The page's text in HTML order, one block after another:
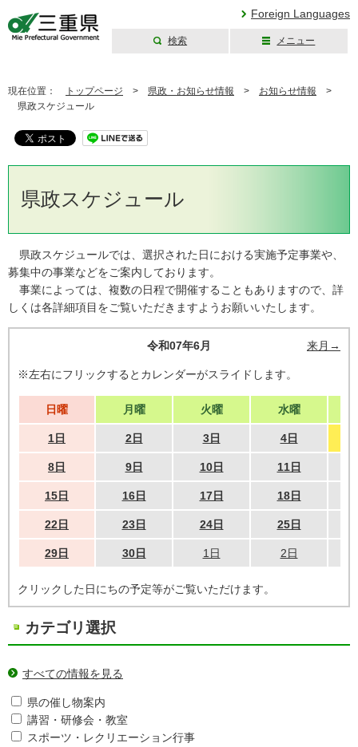
Foreign Languages
検索 メニュー
現在位置： トップページ > 県政・お知らせ情報 > お知らせ情報 >
県政スケジュール
県政スケジュール
県政スケジュールでは、選択された日における実施予定事業や、
募集中の事業などをご案内しております。
事業によっては、複数の日程で開催することもありますので、詳
しくは各詳細項目をご覧いただきますようお願いいたします。
令和07年6月 来月→
※左右にフリックするとカレンダーがスライドします。
日曜 月曜 火曜 水曜
1日 2日 3日 4日
8日 9日 10日 11日
15日 16日 17日 18日
22日 23日 24日 25日
29日 30日 1日 2日
クリックした日にちの予定等がご覧いただけます。
カテゴリ選択
すべての情報を見る
県の催し物案内
講習・研修会・教室
スポーツ・レクリエーション行事